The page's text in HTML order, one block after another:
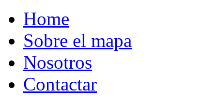
Home
Sobre el mapa
Nosotros
Contactar